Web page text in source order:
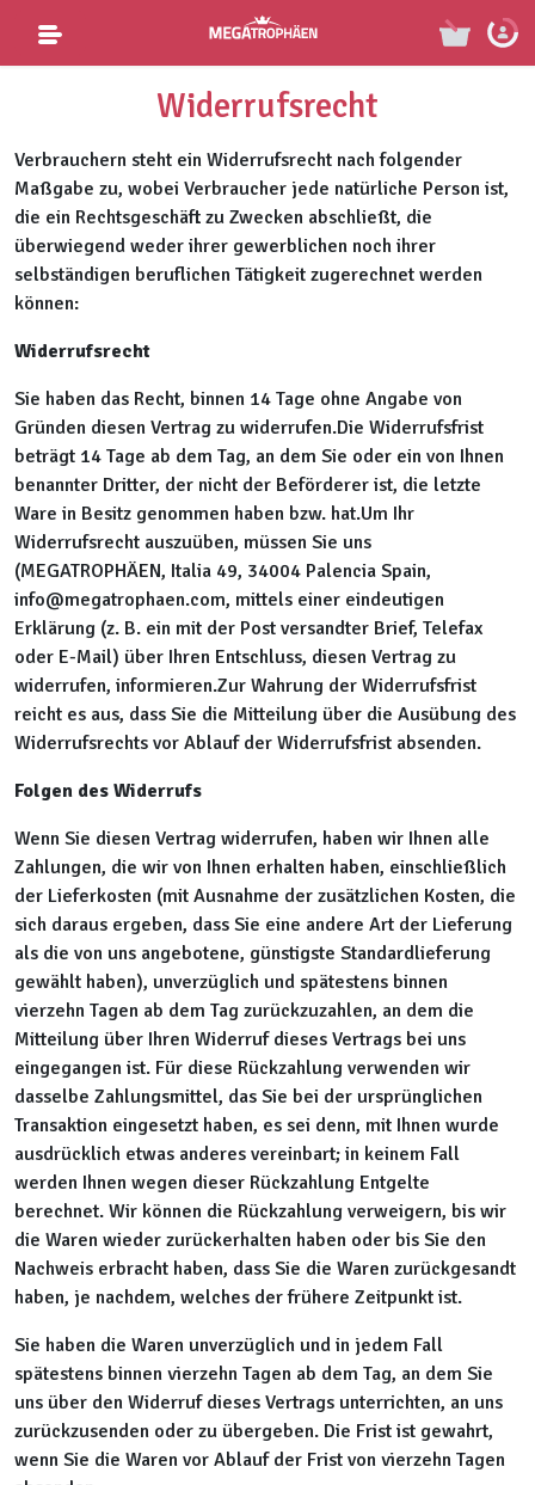
Widerrufsrecht
Verbrauchern steht ein Widerrufsrecht nach folgender
Maßgabe zu, wobei Verbraucher jede natürliche Person ist,
die ein Rechtsgeschäft zu Zwecken abschließt, die
überwiegend weder ihrer gewerblichen noch ihrer
selbständigen beruflichen Tätigkeit zugerechnet werden
können:
Widerrufsrecht
Sie haben das Recht, binnen 14 Tage ohne Angabe von
Gründen diesen Vertrag zu widerrufen.Die Widerrufsfrist
beträgt 14 Tage ab dem Tag, an dem Sie oder ein von Ihnen
benannter Dritter, der nicht der Beförderer ist, die letzte
Ware in Besitz genommen haben bzw. hat.Um Ihr
Widerrufsrecht auszuüben, müssen Sie uns
(MEGATROPHÄEN, Italia 49, 34004 Palencia Spain,
info@megatrophaen.com, mittels einer eindeutigen
Erklärung (z. B. ein mit der Post versandter Brief, Telefax
oder E-Mail) über Ihren Entschluss, diesen Vertrag zu
widerrufen, informieren.Zur Wahrung der Widerrufsfrist
reicht es aus, dass Sie die Mitteilung über die Ausübung des
Widerrufsrechts vor Ablauf der Widerrufsfrist absenden.
Folgen des Widerrufs
Wenn Sie diesen Vertrag widerrufen, haben wir Ihnen alle
Zahlungen, die wir von Ihnen erhalten haben, einschließlich
der Lieferkosten (mit Ausnahme der zusätzlichen Kosten, die
sich daraus ergeben, dass Sie eine andere Art der Lieferung
als die von uns angebotene, günstigste Standardlieferung
gewählt haben), unverzüglich und spätestens binnen
vierzehn Tagen ab dem Tag zurückzuzahlen, an dem die
Mitteilung über Ihren Widerruf dieses Vertrags bei uns
eingegangen ist. Für diese Rückzahlung verwenden wir
dasselbe Zahlungsmittel, das Sie bei der ursprünglichen
Transaktion eingesetzt haben, es sei denn, mit Ihnen wurde
ausdrücklich etwas anderes vereinbart; in keinem Fall
werden Ihnen wegen dieser Rückzahlung Entgelte
berechnet. Wir können die Rückzahlung verweigern, bis wir
die Waren wieder zurückerhalten haben oder bis Sie den
Nachweis erbracht haben, dass Sie die Waren zurückgesandt
haben, je nachdem, welches der frühere Zeitpunkt ist.
Sie haben die Waren unverzüglich und in jedem Fall
spätestens binnen vierzehn Tagen ab dem Tag, an dem Sie
uns über den Widerruf dieses Vertrags unterrichten, an uns
zurückzusenden oder zu übergeben. Die Frist ist gewahrt,
wenn Sie die Waren vor Ablauf der Frist von vierzehn Tagen